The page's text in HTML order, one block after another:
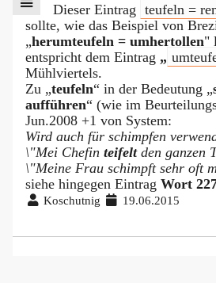
Dieser Eintrag teufeln =
sollte, wie das Beispiel von
„herumteufeln = umhertollen"
entspricht dem Eintrag „
Mühlviertels.
Zu „teufeln“ in der Bedeutung „
aufführen“ (wie im
Jun.2008 +1 von System:
Wird auch für schimpfen
\"Mei Chefin teifeltden ganzen
\"Meine Frau schimpft sehr oft
siehe hingegen Eintrag Wort
Koschutnig 19.06.2015